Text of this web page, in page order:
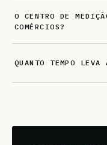
O CENTRO DE
COMÉRCIOS?
QUANTO TEMPO LEVA